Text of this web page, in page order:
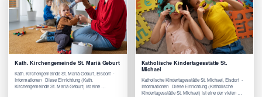
Kath. Kirchengemeinde St. Mariä Geburt
Kath. Kirchengemeinde St. Mariä Geburt, Elsdorf -
Informationen Diese Einrichtung (Kath.
Kirchengemeinde St. Mariä Geburt) ist eine …
Katholische Kindertagesstätte St.
Michael
Katholische Kindertagesstätte St. Michael, Elsdorf -
Informationen Diese Einrichtung (Katholische
Kindertagesstätte St. Michael) ist eine der vielen …